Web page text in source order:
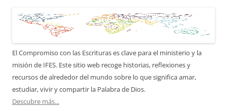
El Compromiso con las Escrituras es clave para el ministerio y la
misión de IFES. Este sitio web recoge historias, reflexiones y
recursos de alrededor del mundo sobre lo que significa amar,
estudiar, vivir y compartir la Palabra de Dios.
Descubre más...